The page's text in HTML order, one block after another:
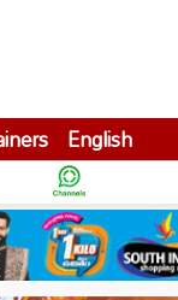
English